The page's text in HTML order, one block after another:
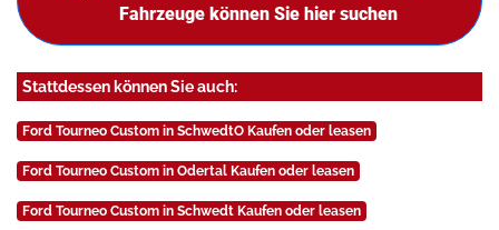
Fahrzeuge können Sie hier suchen
Stattdessen können Sie auch:
Ford Tourneo Custom in SchwedtO Kaufen oder leasen
Ford Tourneo Custom in Odertal Kaufen oder leasen
Ford Tourneo Custom in Schwedt Kaufen oder leasen